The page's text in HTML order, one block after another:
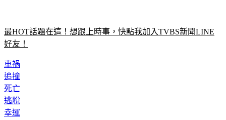
最HOT話題在這！想跟上時事，快點我加入TVBS新聞LINE
好友！
車禍
追撞
死亡
逃脫
幸運